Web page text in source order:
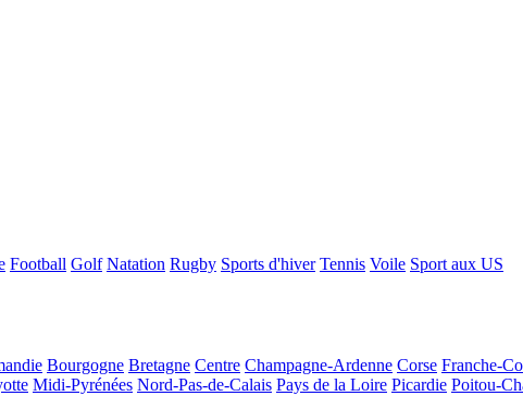
Football Golf Natation Rugby Sports d'hiver Tennis Voile Sport aux US
Bourgogne Bretagne Centre Champagne-Ardenne Corse Franche-
Midi-Pyrénées Nord-Pas-de-Calais Pays de la Loire Picardie Poitou-